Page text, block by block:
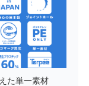
た単一素材